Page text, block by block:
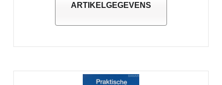
ARTIKELGEGEVENS